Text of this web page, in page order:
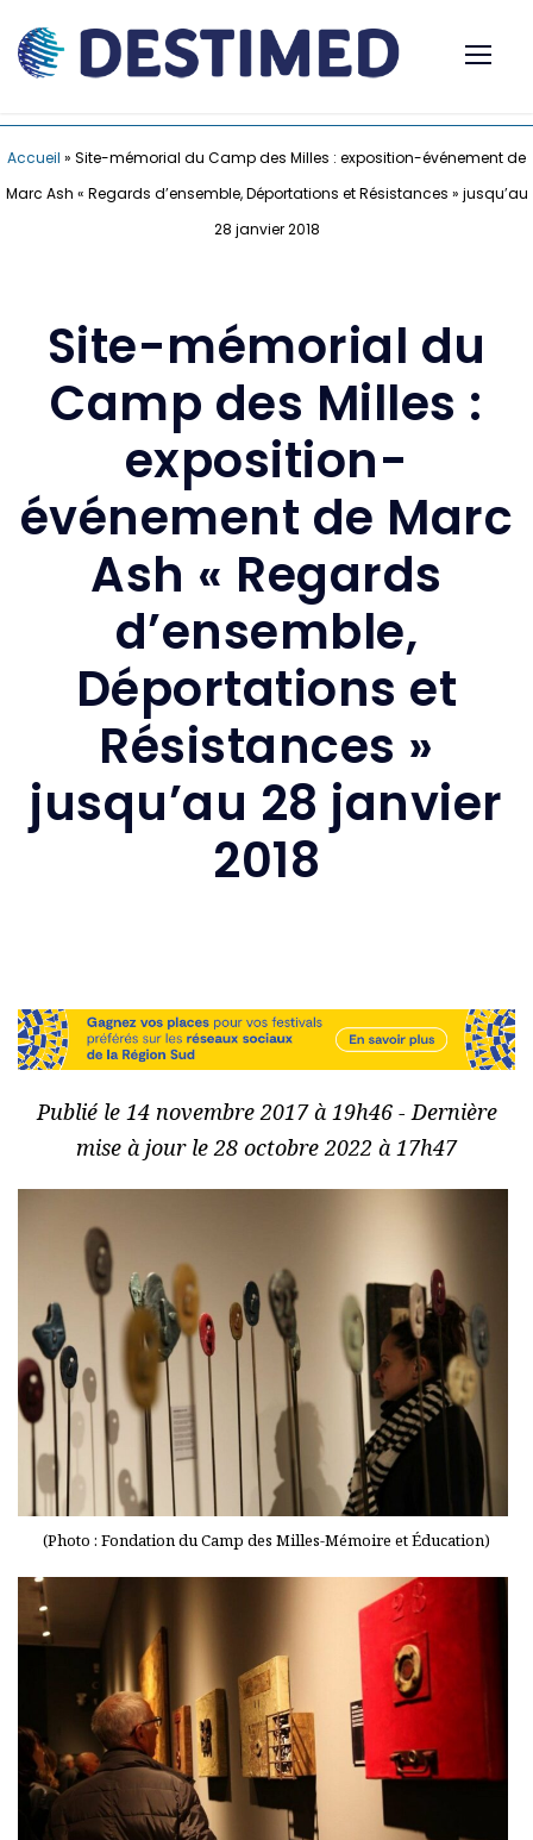
Accueil » Site-mémorial du Camp des Milles : exposition-événement de
Marc Ash « Regards d’ensemble, Déportations et Résistances » jusqu’au
28 janvier 2018
Site-mémorial du
Camp des Milles :
exposition-
événement de Marc
Ash « Regards
d’ensemble,
Déportations et
Résistances »
jusqu’au 28 janvier
2018
Publié le 14 novembre 2017 à 19h46 - Dernière
mise à jour le 28 octobre 2022 à 17h47
(Photo : Fondation du Camp des Milles-Mémoire et Éducation)